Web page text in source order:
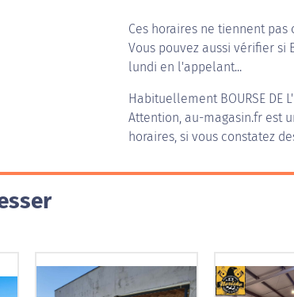
Ces horaires ne tiennent
Vous pouvez aussi vérifier
lundi en l'appelant...
Habituellement BOURSE DE
Attention, au-magasin.fr est
horaires, si vous constatez